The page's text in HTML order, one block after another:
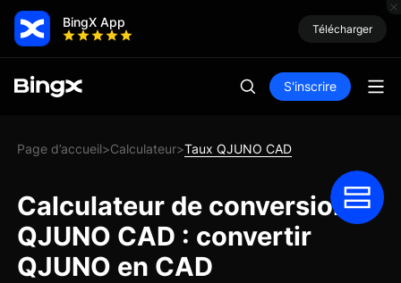
BingX App Télécharger
S'inscrire
Page d’accueil>Calculateur>Taux QJUNO CAD
Calculateur de conversion
QJUNO CAD : convertir
QJUNO en CAD